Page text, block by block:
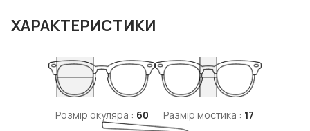
ХАРАКТЕРИСТИКИ
Розмір окуляра : 60 Размір мостика : 17